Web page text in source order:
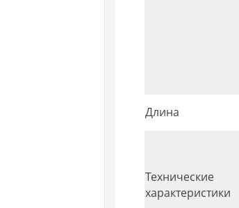
Длина
Технические
характеристики